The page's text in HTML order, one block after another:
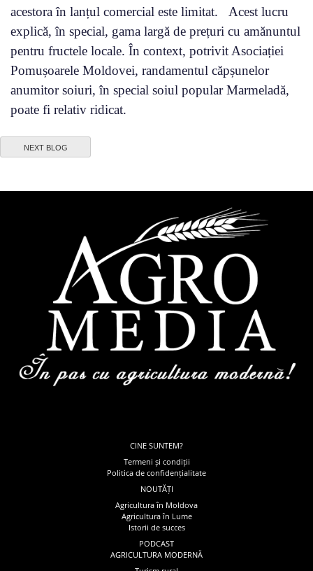
acestora în lanțul comercial este limitat. Acest lucru
explică, în special, gama largă de prețuri cu amănuntul
pentru fructele locale. În context, potrivit Asociației
Pomușoarele Moldovei, randamentul căpșunelor
anumitor soiuri, în special soiul popular Marmeladă,
poate fi relativ ridicat.
NEXT BLOG
CINE SUNTEM?
Termeni și condiții
Politica de confidențialitate
NOUTĂȚI
Agricultura în Moldova
Agricultura în Lume
Istorii de succes
PODCAST
AGRICULTURA MODERNĂ